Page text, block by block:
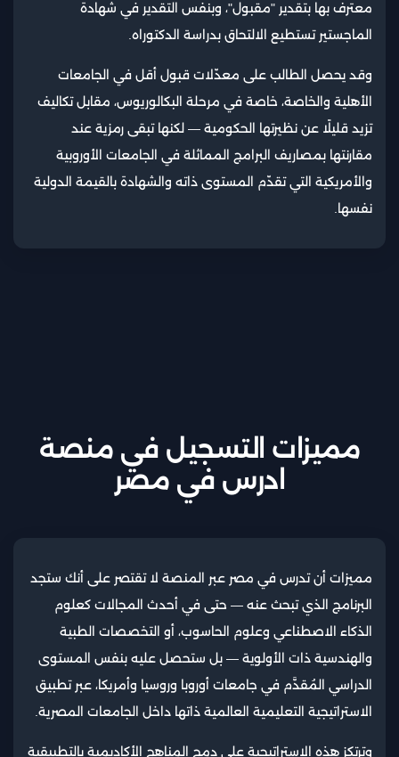
معترف بها بتقدير "مقبول"، وبنفس التقدير في شهادة
الماجستير تستطيع الالتحاق بدراسة الدكتوراه.
وقد يحصل الطالب على معدّلات قبول أقل في الجامعات
الأهلية والخاصة، خاصة في مرحلة البكالوريوس، مقابل تكاليف
تزيد قليلًا عن نظيرتها الحكومية — لكنها تبقى رمزية عند
مقارنتها بمصاريف البرامج المماثلة في الجامعات الأوروبية
والأمريكية التي تقدّم المستوى ذاته والشهادة بالقيمة الدولية
نفسها.
مميزات التسجيل في منصة
ادرس في مصر
مميزات أن تدرس في مصر عبر المنصة لا تقتصر على أنك ستجد
البرنامج الذي تبحث عنه — حتى في أحدث المجالات كعلوم
الذكاء الاصطناعي وعلوم الحاسوب، أو التخصصات الطبية
والهندسية ذات الأولوية — بل ستحصل عليه بنفس المستوى
الدراسي المُقدَّم في جامعات أوروبا وروسيا وأمريكا، عبر تطبيق
الاستراتيجية التعليمية العالمية ذاتها داخل الجامعات المصرية.
وترتكز هذه الاستراتيجية على دمج المناهج الأكاديمية بالتطبيقية